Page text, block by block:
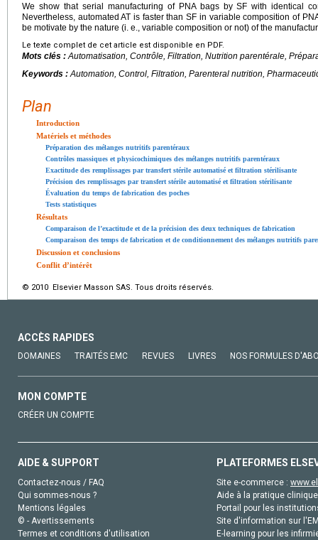
We show that serial manufacturing of PNA bags by SF with identical
Nevertheless, automated AT is faster than SF in variable composition of
be motivate by the nature (i. e., variable composition or not) of the
Le texte complet de cet article est disponible en PDF.
Mots clés : Automatisation, Contrôle, Filtration, Nutrition parentérale,
Keywords : Automation, Control, Filtration, Parenteral nutrition,
Plan
Introduction
Matériels et méthodes
Préparation des mélanges nutritifs parentéraux
Contrôles massiques et physicochimiques des mélanges nutritifs parentéraux
Exactitude des remplissages par transfert stérile automatisé et filtration stérilisante
Précision des remplissages par transfert stérile automatisé et filtration stérilisante
Évaluation du temps de fabrication des poches
Tests statistiques
Résultats
Comparaison de l’exactitude et de la précision des deux techniques de fabrication
Comparaison des temps de fabrication et de conditionnement des mélanges nutritifs
Discussion et conclusions
Conflit d’intérêt
© 2010 Elsevier Masson SAS. Tous droits réservés.
ACCÈS RAPIDES
DOMAINES TRAITÉS EMC REVUES LIVRES NOS FORMULES
MON COMPTE
CRÉER UN COMPTE
AIDE & SUPPORT
Contactez-nous / FAQ
Qui sommes-nous ?
Mentions légales
© - Avertissements
Termes et conditions d'utilisation
PLATEFORMES
Site e-commerce :
Aide à la pratique
Portail pour les
Site d'information sur
E-learning pour les